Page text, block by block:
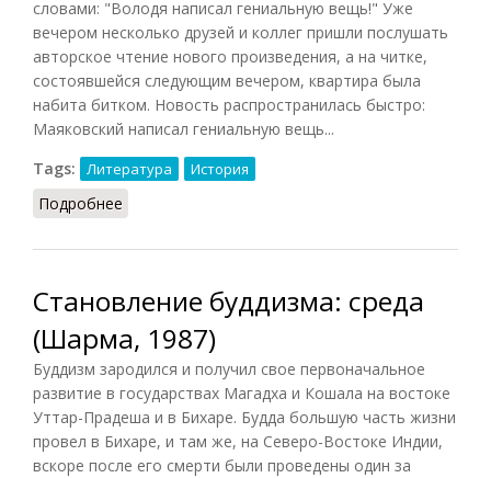
словами: "Володя написал гениальную вещь!" Уже
вечером несколько друзей и коллег пришли послушать
авторское чтение нового произведения, а на читке,
состоявшейся следующим вечером, квартира была
набита битком. Новость распространилась быстро:
Маяковский написал гениальную вещь...
Tags:
Литература История
Подробнее
Становление буддизма: среда
(Шарма, 1987)
Буддизм зародился и получил свое первоначальное
развитие в государствах Магадха и Кошала на востоке
Уттар-Прадеша и в Бихаре. Будда большую часть жизни
провел в Бихаре, и там же, на Северо-Востоке Индии,
вскоре после его смерти были проведены один за